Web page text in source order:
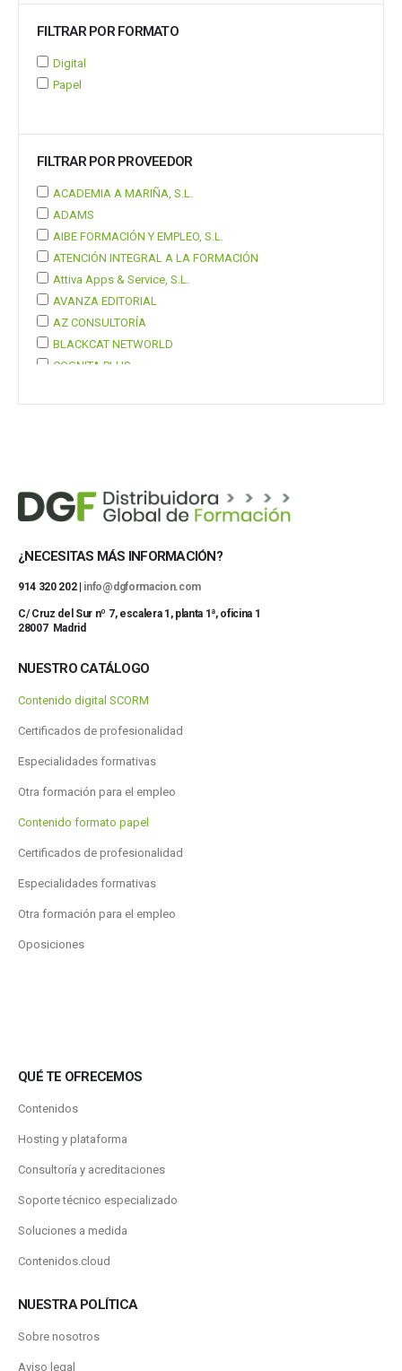
FILTRAR POR FORMATO
Digital
Papel
FILTRAR POR PROVEEDOR
ACADEMIA A MARIÑA, S.L.
ADAMS
AIBE FORMACIÓN Y EMPLEO, S.L.
ATENCIÓN INTEGRAL A LA FORMACIÓN
Attiva Apps & Service, S.L.
AVANZA EDITORIAL
AZ CONSULTORÍA
BLACKCAT NETWORLD
COGNITA PLUS
Mostrar 37 más
¿NECESITAS MÁS INFORMACIÓN?
914 320 202 | info@dgformacion.com
C/ Cruz del Sur nº 7, escalera 1, planta 1ª, oficina 1
28007 Madrid
NUESTRO CATÁLOGO
Contenido digital SCORM
Certificados de profesionalidad
Especialidades formativas
Otra formación para el empleo
Contenido formato papel
Certificados de profesionalidad
Especialidades formativas
Otra formación para el empleo
Oposiciones
QUÉ TE OFRECEMOS
Contenidos
Hosting y plataforma
Consultoría y acreditaciones
Soporte técnico especializado
Soluciones a medida
Contenidos.cloud
NUESTRA POLÍTICA
Sobre nosotros
Aviso legal